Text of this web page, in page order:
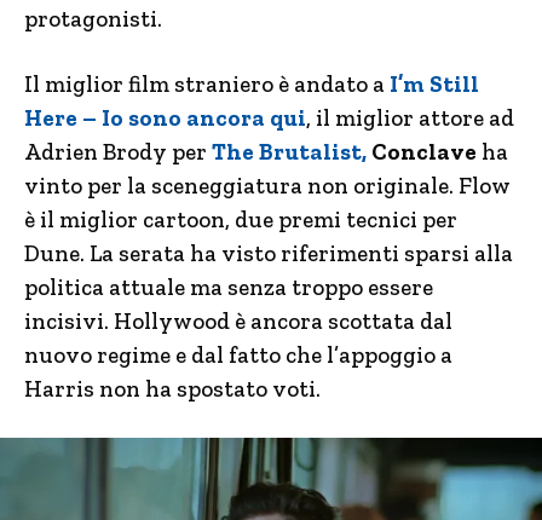
protagonisti.
Il miglior film straniero è andato a I’m Still
Here – Io sono ancora qui, il miglior attore ad
Adrien Brody per The Brutalist, Conclave ha
vinto per la sceneggiatura non originale. Flow
è il miglior cartoon, due premi tecnici per
Dune. La serata ha visto riferimenti sparsi alla
politica attuale ma senza troppo essere
incisivi. Hollywood è ancora scottata dal
nuovo regime e dal fatto che l’appoggio a
Harris non ha spostato voti.